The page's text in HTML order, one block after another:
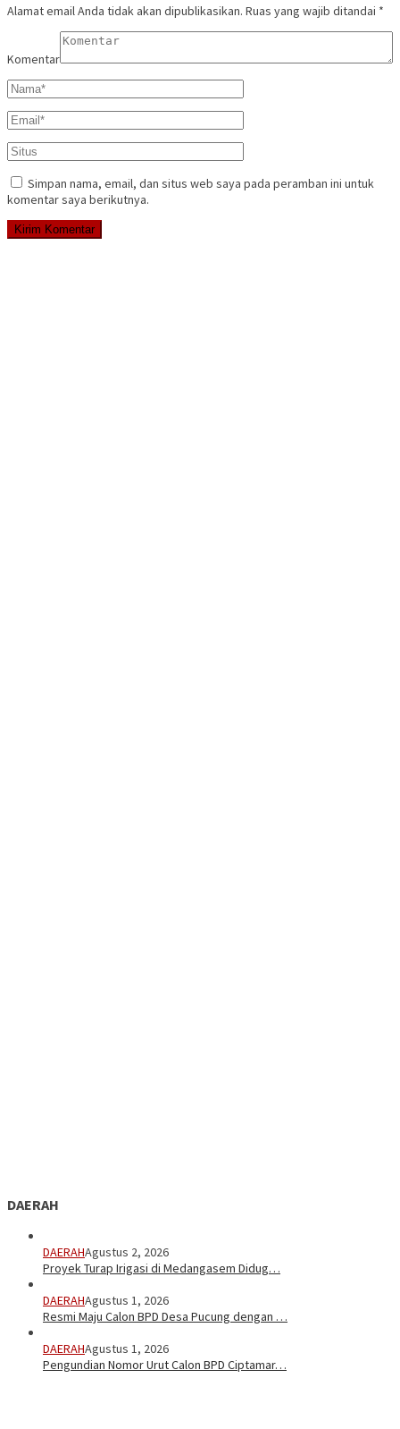
Alamat email Anda tidak akan dipublikasikan. Ruas yang wajib ditandai *
Komentar
Simpan nama, email, dan situs web saya pada peramban ini untuk
komentar saya berikutnya.
DAERAH
DAERAHAgustus 2, 2026
Proyek Turap Irigasi di Medangasem Didug…
DAERAHAgustus 1, 2026
Resmi Maju Calon BPD Desa Pucung dengan …
DAERAHAgustus 1, 2026
Pengundian Nomor Urut Calon BPD Ciptamar…